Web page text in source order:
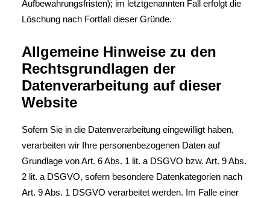
Aufbewahrungsfristen); im letztgenannten Fall erfolgt die
Löschung nach Fortfall dieser Gründe.
Allgemeine Hinweise zu den
Rechtsgrundlagen der
Datenverarbeitung auf dieser
Website
Sofern Sie in die Datenverarbeitung eingewilligt haben,
verarbeiten wir Ihre personenbezogenen Daten auf
Grundlage von Art. 6 Abs. 1 lit. a DSGVO bzw. Art. 9 Abs.
2 lit. a DSGVO, sofern besondere Datenkategorien nach
Art. 9 Abs. 1 DSGVO verarbeitet werden. Im Falle einer